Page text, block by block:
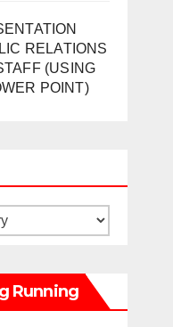
RELATIONS
(USING
POINT)
Running